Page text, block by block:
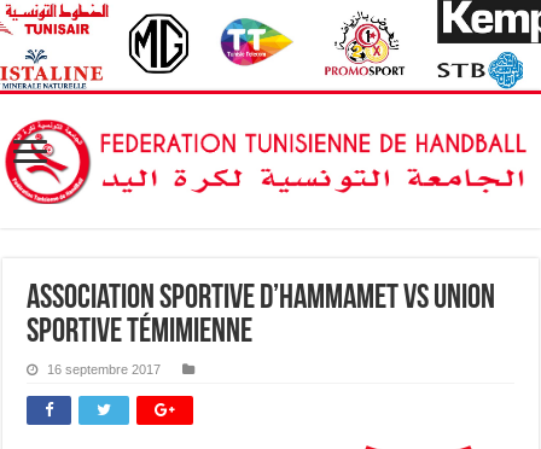
Association Sportive d’Hammamet vs Union
Sportive Témimienne
16 septembre 2017